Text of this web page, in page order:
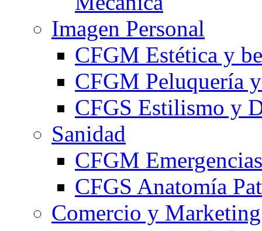
Imagen Personal
CFGM Estética y
CFGM Peluquería
CFGS Estilismo y
Sanidad
CFGM
CFGS Anatomía
Comercio y Marketing